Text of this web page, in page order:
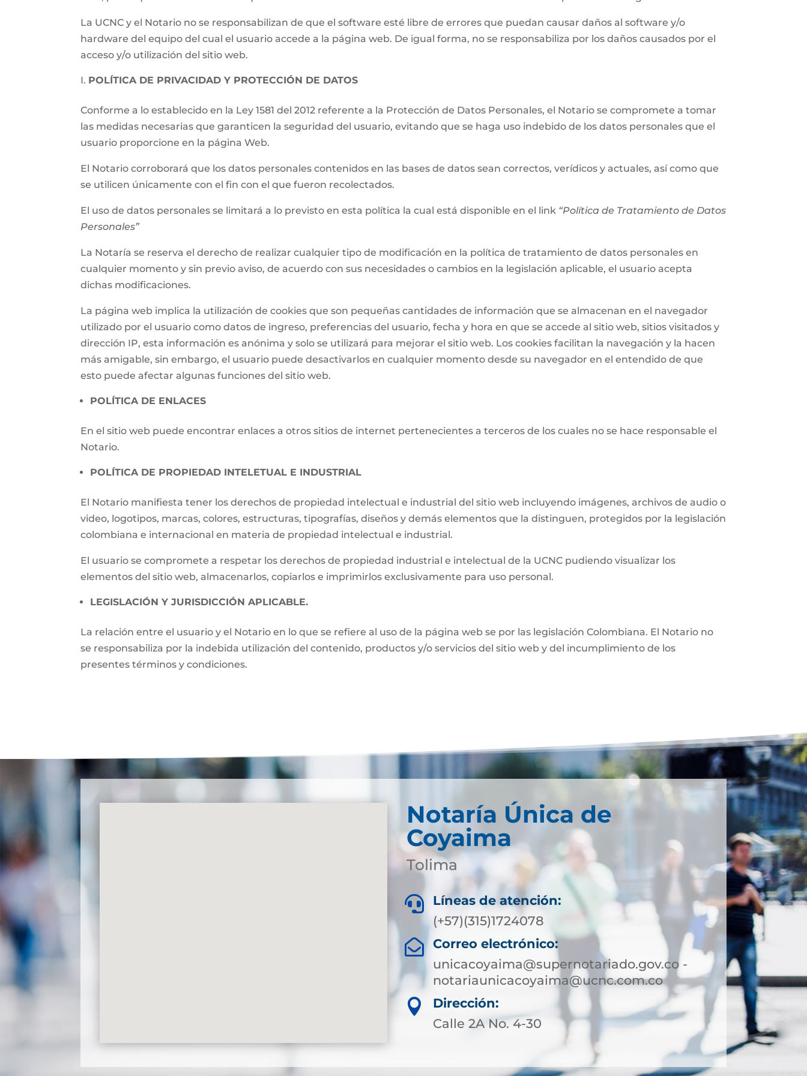
La UCNC y el Notario no se responsabilizan de que el software esté libre de errores que puedan causar daños al software y/o
hardware del equipo del cual el usuario accede a la página web. De igual forma, no se responsabiliza por los daños causados por el
acceso y/o utilización del sitio web.
POLÍTICA DE PRIVACIDAD Y PROTECCIÓN DE DATOS
Conforme a lo establecido en la Ley 1581 del 2012 referente a la Protección de Datos Personales, el Notario se compromete a tomar
las medidas necesarias que garanticen la seguridad del usuario, evitando que se haga uso indebido de los datos personales que el
usuario proporcione en la página Web.
El Notario corroborará que los datos personales contenidos en las bases de datos sean correctos, verídicos y actuales, así como que
se utilicen únicamente con el fin con el que fueron recolectados.
El uso de datos personales se limitará a lo previsto en esta política la cual está disponible en el link “Política de Tratamiento de Datos
Personales”
La Notaría se reserva el derecho de realizar cualquier tipo de modificación en la política de tratamiento de datos personales en
cualquier momento y sin previo aviso, de acuerdo con sus necesidades o cambios en la legislación aplicable, el usuario acepta
dichas modificaciones.
La página web implica la utilización de cookies que son pequeñas cantidades de información que se almacenan en el navegador
utilizado por el usuario como datos de ingreso, preferencias del usuario, fecha y hora en que se accede al sitio web, sitios visitados y
dirección IP, esta información es anónima y solo se utilizará para mejorar el sitio web. Los cookies facilitan la navegación y la hacen
más amigable, sin embargo, el usuario puede desactivarlos en cualquier momento desde su navegador en el entendido de que
esto puede afectar algunas funciones del sitio web.
POLÍTICA DE ENLACES
En el sitio web puede encontrar enlaces a otros sitios de internet pertenecientes a terceros de los cuales no se hace responsable el
Notario.
POLÍTICA DE PROPIEDAD INTELETUAL E INDUSTRIAL
El Notario manifiesta tener los derechos de propiedad intelectual e industrial del sitio web incluyendo imágenes, archivos de audio o
video, logotipos, marcas, colores, estructuras, tipografías, diseños y demás elementos que la distinguen, protegidos por la legislación
colombiana e internacional en materia de propiedad intelectual e industrial.
El usuario se compromete a respetar los derechos de propiedad industrial e intelectual de la UCNC pudiendo visualizar los
elementos del sitio web, almacenarlos, copiarlos e imprimirlos exclusivamente para uso personal.
LEGISLACIÓN Y JURISDICCIÓN APLICABLE.
La relación entre el usuario y el Notario en lo que se refiere al uso de la página web se por las legislación Colombiana. El Notario no
se responsabiliza por la indebida utilización del contenido, productos y/o servicios del sitio web y del incumplimiento de los
presentes términos y condiciones.
Notaría Única de
Coyaima
Tolima

Líneas de atención:
(+57)(315)1724078

Correo electrónico:
unicacoyaima@supernotariado.gov.co -
notariaunicacoyaima@ucnc.com.co

Dirección:
Calle 2A No. 4-30